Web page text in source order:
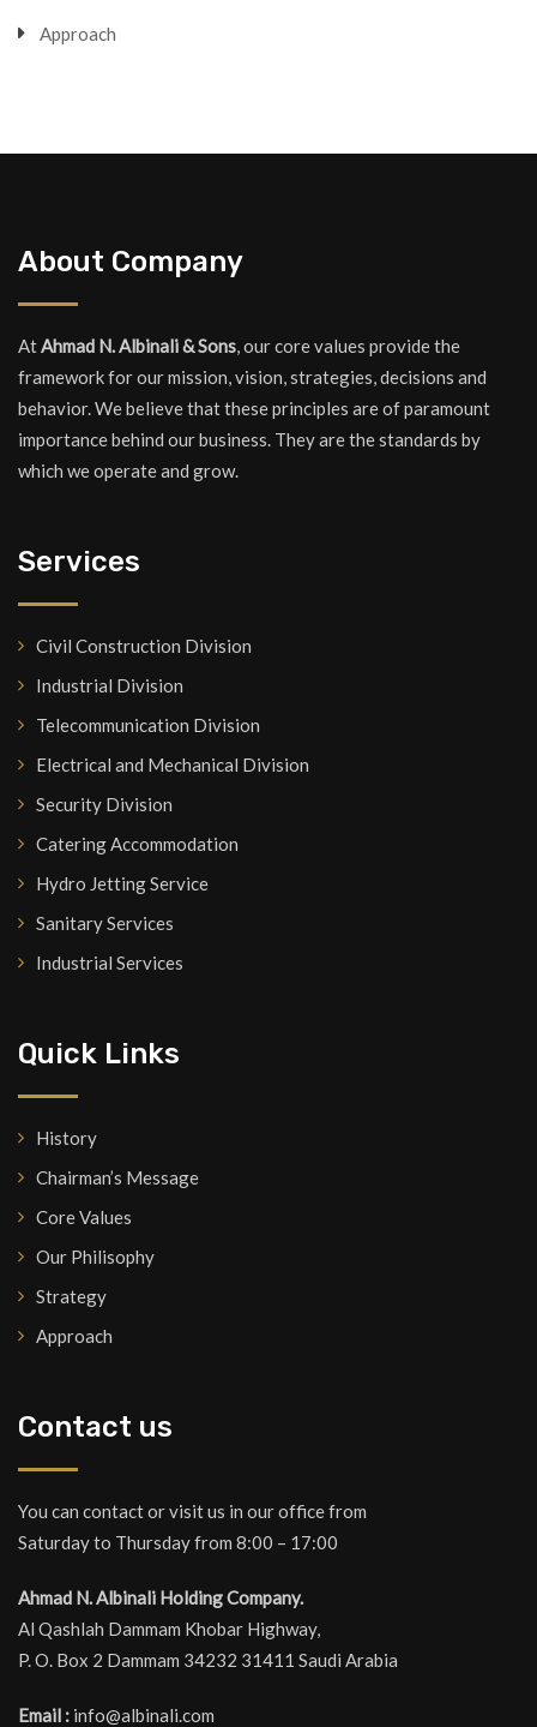
Approach
About Company
AtAhmad N. Albinali & Sons, our core values provide the
framework for our mission, vision, strategies, decisions and
behavior. We believe that these principles are of paramount
importance behind our business. They are the standards by
which we operate and grow.
Services
Civil Construction Division
Industrial Division
Telecommunication Division
Electrical and Mechanical Division
Security Division
Catering Accommodation
Hydro Jetting Service
Sanitary Services
Industrial Services
Quick Links
History
Chairman’s Message
Core Values
Our Philisophy
Strategy
Approach
Contact us
You can contact or visit us in our office from
Saturday to Thursday from 8:00 – 17:00
Ahmad N. Albinali Holding Company.
Al Qashlah Dammam Khobar Highway,
P. O. Box 2 Dammam 34232 31411 Saudi Arabia
Email : info@albinali.com